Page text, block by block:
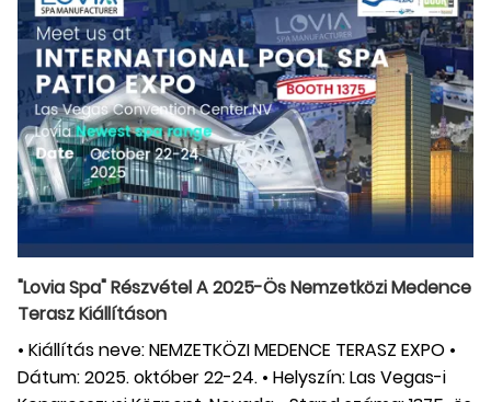
"Lovia Spa" Részvétel A 2025-Ös Nemzetközi Medence
Terasz Kiállításon
• Kiállítás neve: NEMZETKÖZI MEDENCE TERASZ EXPO •
Dátum: 2025. október 22-24. • Helyszín: Las Vegas-i